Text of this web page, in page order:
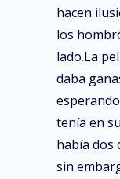
hacen
los
lado.La
daba
tenía en
había dos
sin